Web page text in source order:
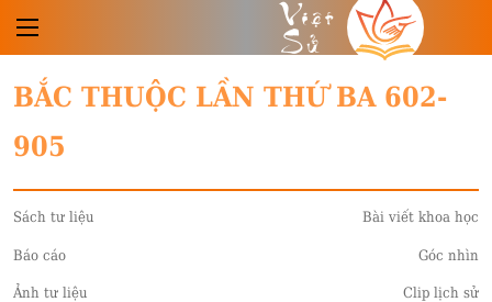
Việt
Sử
BẮC THUỘC LẦN THỨ BA 602-
905
Sách tư liệu Bài viết khoa học
Báo cáo Góc nhìn
Ảnh tư liệu Clip lịch sử